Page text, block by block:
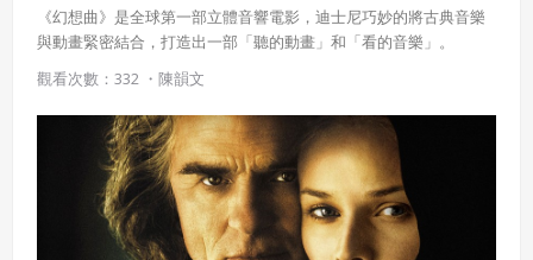
《幻想曲》是全球第一部立體音響電影，迪士尼巧妙的將古典音樂
與動畫緊密結合，打造出一部「聽的動畫」和「看的音樂」。
觀看次數：332 ・ 陳韻文
六、終止
會員違反本合約或本系統任一規定者，吉寶系統公司得終止
本合約。
本合約終止後，會員不得對吉寶系統公司主張任何費用、補
償或賠償。
七、合意管轄
雙方合意專以臺灣臺北地方法院為第一審管轄法